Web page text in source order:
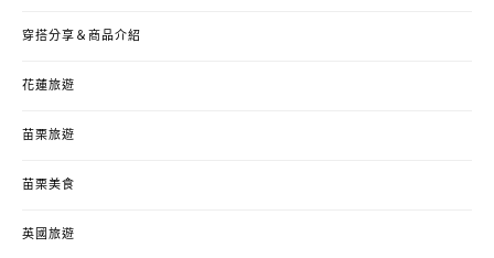
穿搭分享＆商品介紹
花蓮旅遊
苗栗旅遊
苗栗美食
英國旅遊